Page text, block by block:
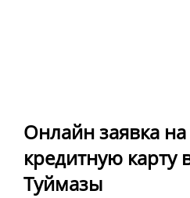
Онлайн заявка
кредитную карту
Туймазы